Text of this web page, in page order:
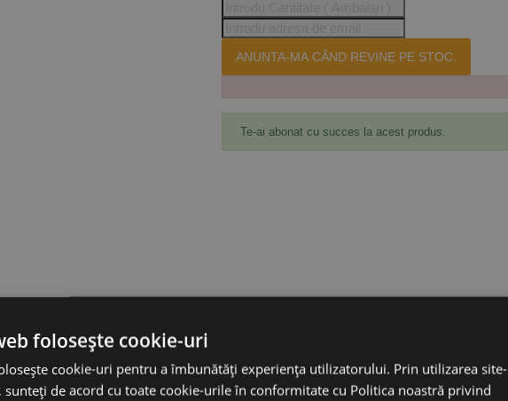
ANUNTA-MA CÂND REVINE PE STOC.
Te-ai abonat cu succes la acest produs.
Knipex
folosește cookie-uri
cookie-uri pentru a îmbunătăți experiența utilizatorului. Prin utilizarea site-
de acord cu toate cookie-urile în conformitate cu Politica noastră privind